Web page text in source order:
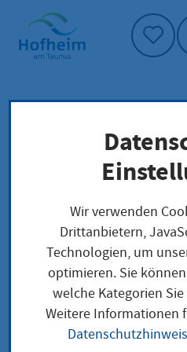
Startseite"
Lokale Anliegen
Unter Schulverweigerung
Wir verwenden
Drittanbietern,
Technologien, um
optimieren. Sie
welche Kategorien
Weitere Informationen